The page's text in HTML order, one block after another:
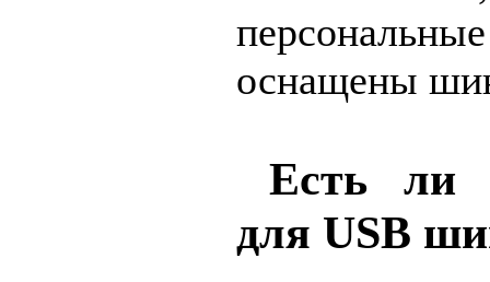
оснащены
Есть ли
для USB